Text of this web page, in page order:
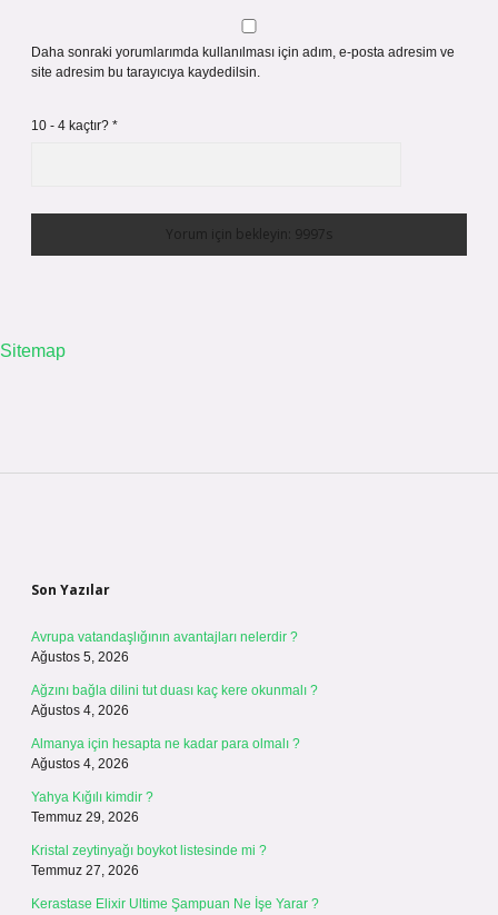
Daha sonraki yorumlarımda kullanılması için adım, e-posta adresim ve
site adresim bu tarayıcıya kaydedilsin.
10 - 4 kaçtır? *
Sitemap
Son Yazılar
Avrupa vatandaşlığının avantajları nelerdir ?
Ağustos 5, 2026
Ağzını bağla dilini tut duası kaç kere okunmalı ?
Ağustos 4, 2026
Almanya için hesapta ne kadar para olmalı ?
Ağustos 4, 2026
Yahya Kığılı kimdir ?
Temmuz 29, 2026
Kristal zeytinyağı boykot listesinde mi ?
Temmuz 27, 2026
Kerastase Elixir Ultime Şampuan Ne İşe Yarar ?